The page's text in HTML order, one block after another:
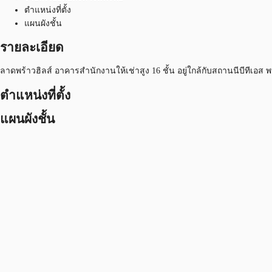
ตำแหน่งที่ตั้ง
แผนผังชั้น
รายละเอียด
ลาดพร้าวฮิลส์ อาคารสำนักงานให้เช่าสูง 16 ชั้น อยู่ใกล้กับสถานนีบีทีเอส
ตำแหน่งที่ตั้ง
แผนผังชั้น